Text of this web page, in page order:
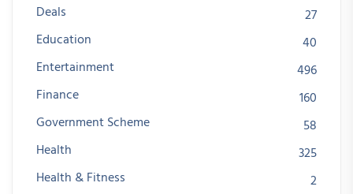
Deals
27
Education
40
Entertainment
496
Finance
160
Government Scheme
58
Health
325
Health & Fitness
2